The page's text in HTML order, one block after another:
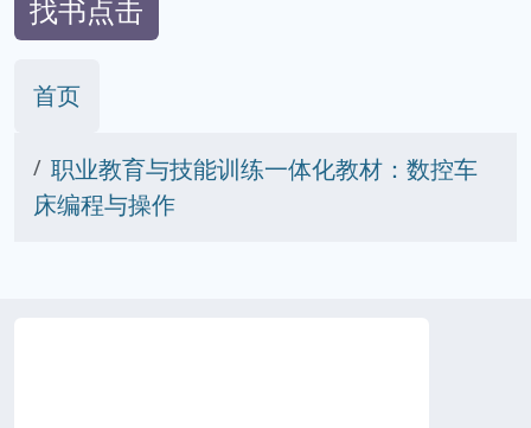
找书点击
首页
职业教育与技能训练一体化教材：数控车
床编程与操作